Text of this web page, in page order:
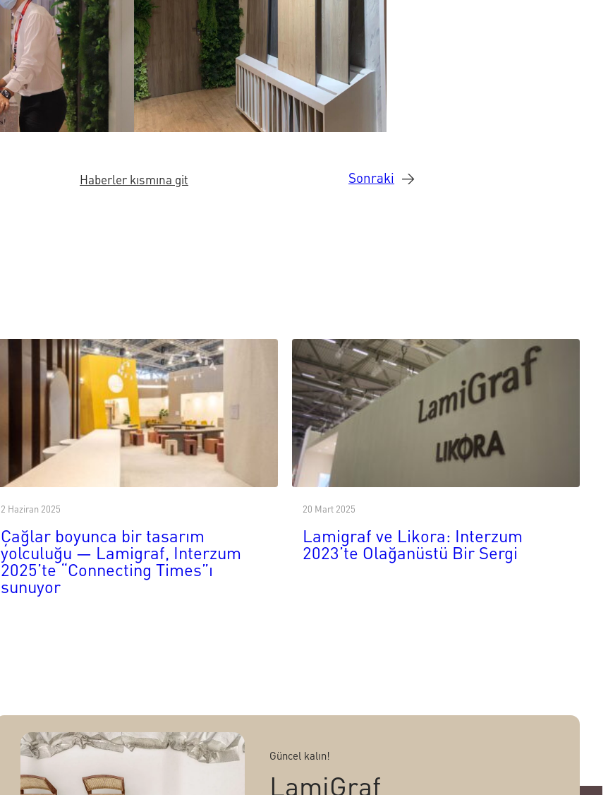
Haberler kısmına git Sonraki →
2 Haziran 2025
Çağlar boyunca bir tasarım
yolculuğu — Lamigraf, Interzum
2025’te “Connecting Times”ı
sunuyor
20 Mart 2025
Lamigraf ve Likora: Interzum
2023’te Olağanüstü Bir Sergi
Güncel kalın!
LamiGraf